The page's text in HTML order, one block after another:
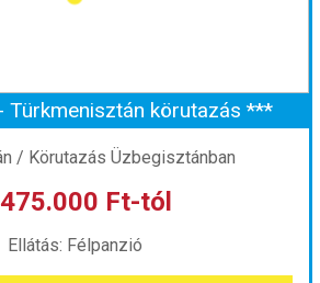
Türkmenisztán körutazás ***
/ Körutazás Üzbegisztánban
Ft-tól
Ellátás: Félpanzió